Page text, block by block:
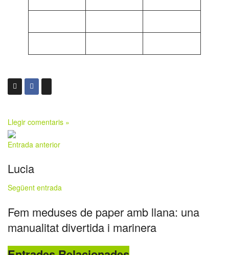
Llegir comentaris »
Entrada anterior
Lucia
Següent entrada
Fem meduses de paper amb llana: una
manualitat divertida i marinera